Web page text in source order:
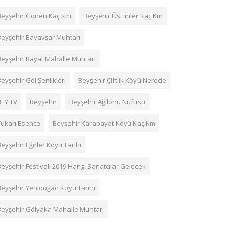
Gönen Kaç Km Beyşehir Üstünler Kaç Km
Bayavşar Muhtarı
Bayat Mahalle Muhtarı
Göl Şenlikleri Beyşehir Çiftlik Köyü Nerede
TV Beyşehir Beyşehir Ağılönü Nüfusu
Esence Beyşehir Karabayat Köyü Kaç Km
Eğirler Köyü Tarihi
Festivali 2019 Hangi Sanatçılar Gelecek
Yenidoğan Köyü Tarihi
Gölyaka Mahalle Muhtarı